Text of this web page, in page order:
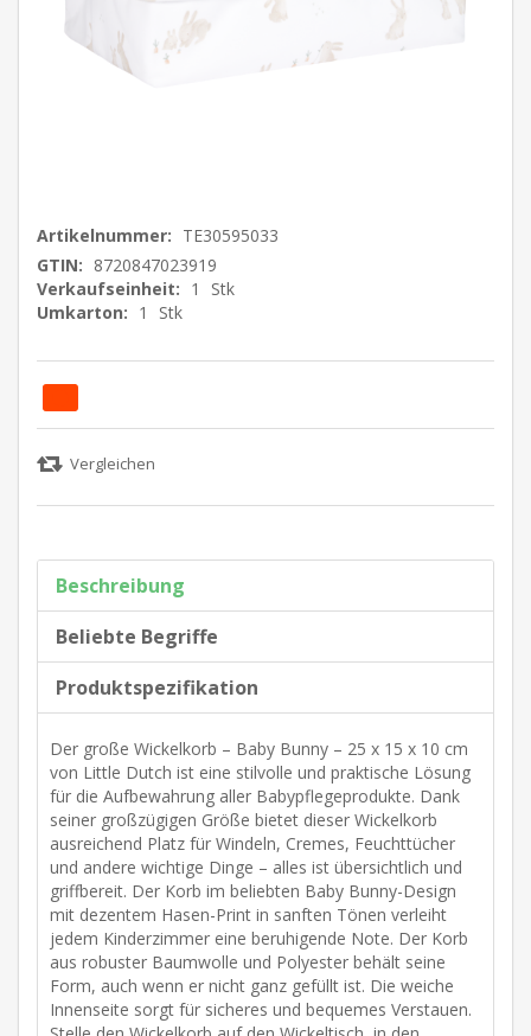
Artikelnummer: TE30595033
GTIN: 8720847023919
Verkaufseinheit: 1
Stk
Umkarton: 1 Stk
Beschreibung
Beliebte Begriffe
Produktspezifikation
Der große Wickelkorb – Baby Bunny – 25 x 15 x 10 cm
von Little Dutch ist eine stilvolle und praktische Lösung
für die Aufbewahrung aller Babypflegeprodukte. Dank
seiner großzügigen Größe bietet dieser Wickelkorb
ausreichend Platz für Windeln, Cremes, Feuchttücher
und andere wichtige Dinge – alles ist übersichtlich und
griffbereit. Der Korb im beliebten Baby Bunny-Design
mit dezentem Hasen-Print in sanften Tönen verleiht
jedem Kinderzimmer eine beruhigende Note. Der Korb
aus robuster Baumwolle und Polyester behält seine
Form, auch wenn er nicht ganz gefüllt ist. Die weiche
Innenseite sorgt für sicheres und bequemes Verstauen.